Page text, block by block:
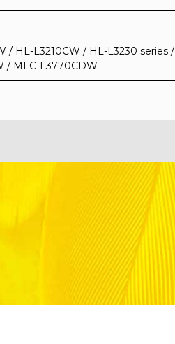
/ HL-L3210CW / HL-L3230 series /
/ MFC-L3770CDW